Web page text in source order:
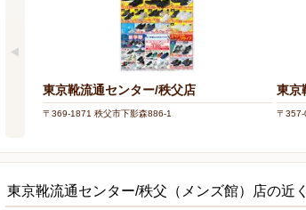
東京靴流通センター/秩父店
〒369-1871 秩父市下影森886-1
東京
〒357-
東京靴流通センター/秩父（メンズ館）店の近